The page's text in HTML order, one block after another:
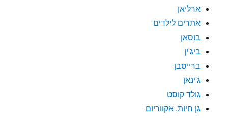
ארליאן
אתרים לילדים
בוסאן
ביג'ין
ברייסבן
ג'ינאן
גולד קוסט
גן חיות, אקווריום